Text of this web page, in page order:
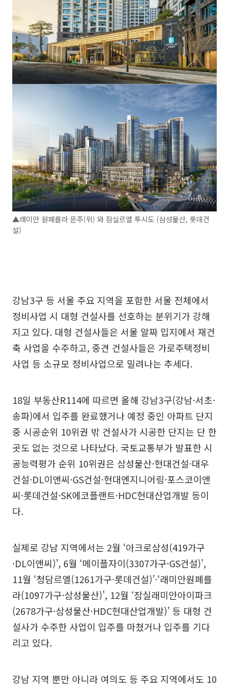
▲래미안 원페를라 문주(위) 와 잠실르엘 투시도 (삼성물산, 롯데건
설)
강남3구 등 서울 주요 지역을 포함한 서울 전체에서
정비사업 시 대형 건설사를 선호하는 분위기가 강해
지고 있다. 대형 건설사들은 서울 알짜 입지에서 재건
축 사업을 수주하고, 중견 건설사들은 가로주택정비
사업 등 소규모 정비사업으로 밀려나는 추세다.
18일 부동산R114에 따르면 올해 강남3구(강남·서초·
송파)에서 입주를 완료했거나 예정 중인 아파트 단지
중 시공순위 10위권 밖 건설사가 시공한 단지는 단 한
곳도 없는 것으로 나타났다. 국토교통부가 발표한 시
공능력평가 순위 10위권은 삼성물산·현대건설·대우
건설·DL이앤씨·GS건설·현대엔지니어링·포스코이앤
씨·롯데건설·SK에코플랜트·HDC현대산업개발 등이
다.
실제로 강남 지역에서는 2월 ‘아크로삼성(419가구
·DL이앤씨)’, 6월 ‘메이플자이(3307가구·GS건설)’,
11월 ‘청담르엘(1261가구·롯데건설)’·‘래미안원페를
라(1097가구·삼성물산)’, 12월 ‘잠실래미안아이파크
(2678가구·삼성물산·HDC현대산업개발)’ 등 대형 건
설사가 수주한 사업이 입주를 마쳤거나 입주를 기다
리고 있다.
강남 지역 뿐만 아니라 여의도 등 주요 지역에서도 10